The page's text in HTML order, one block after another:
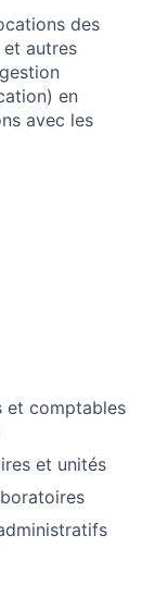
des
autres
en
avec les
et comptables
et unités